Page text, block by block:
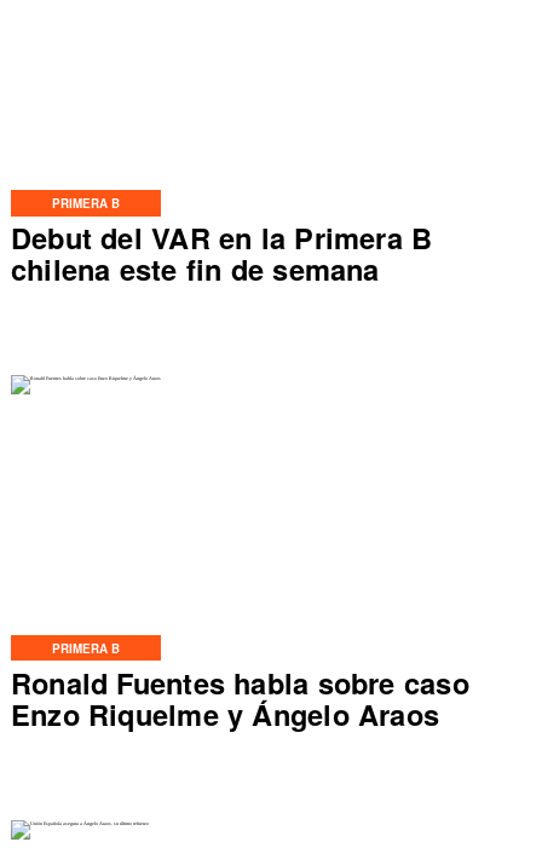
PRIMERA B
Debut del VAR en la Primera B
chilena este fin de semana
PRIMERA B
Ronald Fuentes habla sobre caso
Enzo Riquelme y Ángelo Araos